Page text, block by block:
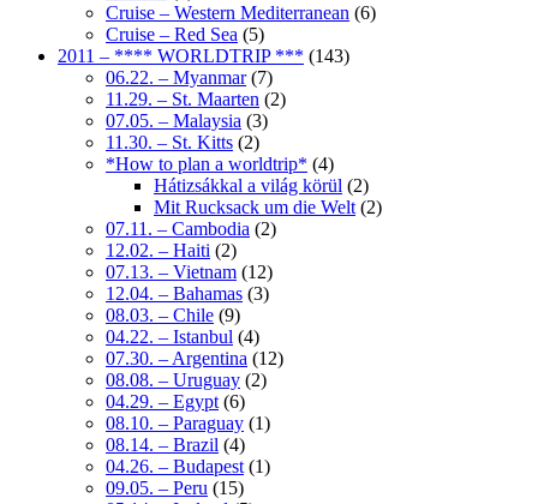
Cruise – Western Mediterranean (6)
Cruise – Red Sea (5)
2011 – **** WORLDTRIP *** (143)
06.22. – Myanmar(7)
11.29. – St. Maarten (2)
07.05. – Malaysia (3)
11.30. – St. Kitts (2)
*How to plan a worldtrip* (4)
Hátizsákkal a világ körül (2)
Mit Rucksack um die Welt (2)
07.11. – Cambodia (2)
12.02. – Haiti (2)
07.13. – Vietnam (12)
12.04. – Bahamas (3)
08.03. – Chile (9)
04.22. – Istanbul (4)
07.30. – Argentina (12)
08.08. – Uruguay (2)
04.29. – Egypt (6)
08.10. – Paraguay (1)
08.14. – Brazil (4)
04.26. – Budapest (1)
09.05. – Peru (15)